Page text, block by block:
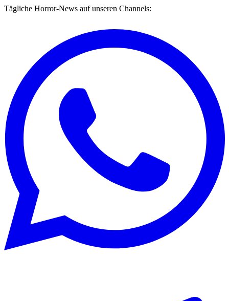
Tägliche Horror-News auf unseren Channels: